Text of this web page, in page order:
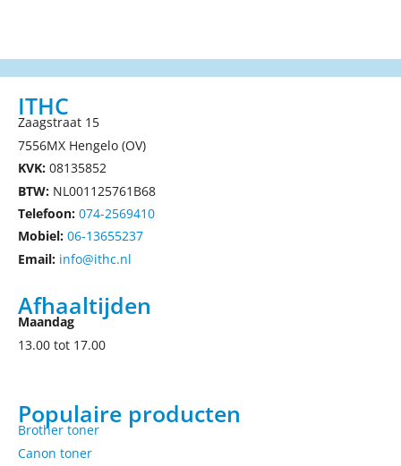
ITHC
Zaagstraat 15
7556MX Hengelo (OV)
KVK: 08135852
BTW: NL001125761B68
Telefoon: 074-2569410
Mobiel: 06-13655237
Email: info@ithc.nl
Afhaaltijden
Maandag
13.00 tot 17.00
Populaire producten
Brother toner
Canon toner